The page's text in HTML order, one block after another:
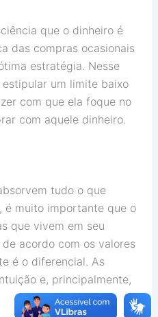
que o dinheiro é
das compras ocasionais
estratégia. Nesse
um limite baixo
com que ela foque no
com aquele dinheiro.
tudo o que
é muito importante que o
que vivem em seu
acordo com os valores
é o diferencial. As
e, principalmente,